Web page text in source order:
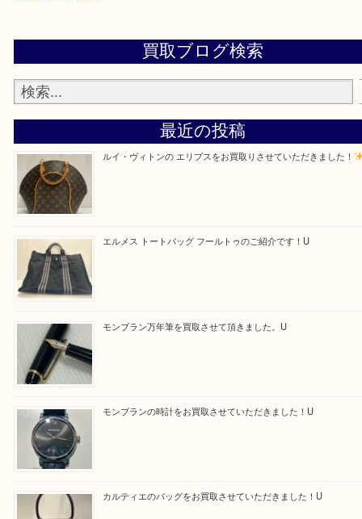
た。と思ってもらえるよう一点一点を丁寧に査定
だきます。
最後に当店では現在正社員を募集しておりますので
る方はお気軽にお問合せください！！
求人要項はここをクリック
Facebook
Twitter
Line